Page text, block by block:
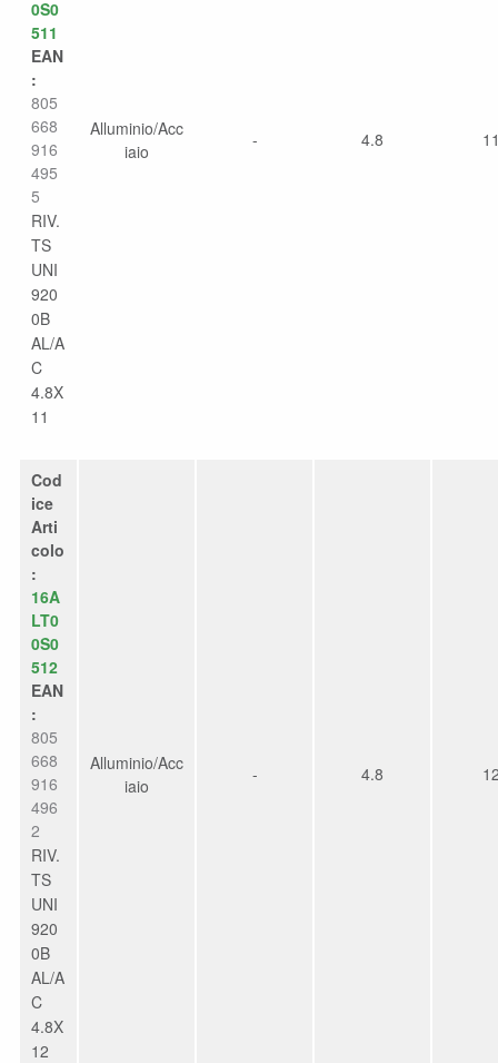
0S0
511
EAN
:
805
668
916
495
5
RIV.
TS
UNI
920
0B
AL/A
C
4.8X
11
Alluminio/Acc
iaio
- 4.8
Cod
ice
Arti
colo
:
16A
LT0
0S0
512
EAN
:
805
668
916
496
2
RIV.
TS
UNI
920
0B
AL/A
C
4.8X
12
Alluminio/Acc
iaio
- 4.8